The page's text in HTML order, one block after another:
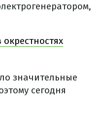
значительные
сегодня